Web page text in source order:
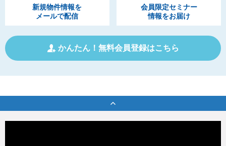
新規物件情報を
メールで配信
会員限定セミナー
情報をお届け
かんたん！無料会員登録はこちら